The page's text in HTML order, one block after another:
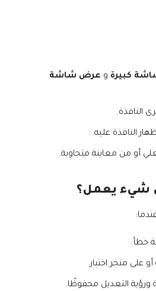
كبيرة و عرض شاشة
النافذة.
النافذة عليه.
أو من معاينة متجاوبة.
شيء يعمل؟
خطأ.
على متجر اختبار.
ورؤية التعديل محفوظًا.